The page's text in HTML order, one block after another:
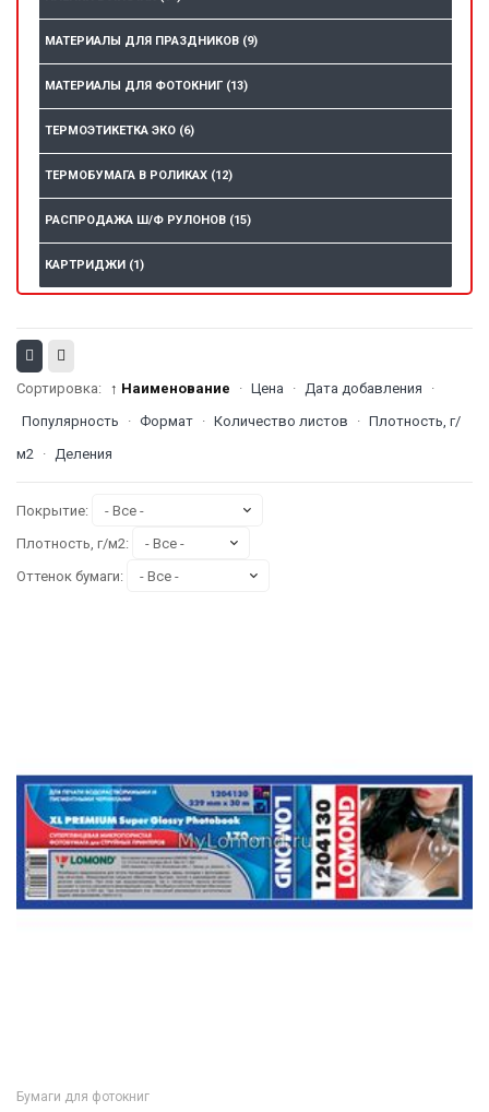
МАТЕРИАЛЫ ДЛЯ ПРАЗДНИКОВ (9)
МАТЕРИАЛЫ ДЛЯ ФОТОКНИГ (13)
ТЕРМОЭТИКЕТКА ЭКО (6)
ТЕРМОБУМАГА В РОЛИКАХ (12)
РАСПРОДАЖА Ш/Ф РУЛОНОВ (15)
КАРТРИДЖИ (1)
Сортировка: ↑ Наименование · Цена · Дата добавления
·
Популярность
· Формат · Количество листов · Плотность, г/
м2 · Деления
Покрытие:
Плотность, г/м2:
Оттенок бумаги:
Бумаги для фотокниг